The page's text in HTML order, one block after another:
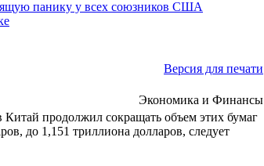
панику у всех союзников США
Версия для печати
Экономика и Финансы
Китай продолжил сокращать объем этих бумаг
до 1,151 триллиона долларов, следует